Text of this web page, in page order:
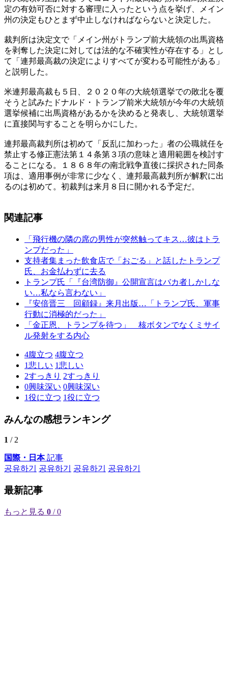
定の有効可否に対する審理に入ったという点を挙げ、メイン
州の決定もひとまず中止しなければならないと決定した。
裁判所は決定文で「メイン州がトランプ前大統領の出馬資格
を剥奪した決定に対しては法的な不確実性が存在する」とし
て「連邦最高裁の決定によりすべてが変わる可能性がある」
と説明した。
米連邦最高裁も５日、２０２０年の大統領選挙での敗北を覆
そうと試みたドナルド・トランプ前米大統領が今年の大統領
選挙候補に出馬資格があるかを決めると発表し、大統領選挙
に直接関与することを明らかにした。
連邦最高裁判所は初めて「反乱に加わった」者の公職就任を
禁止する修正憲法第１４条第３項の意味と適用範囲を検討す
ることになる。１８６８年の南北戦争直後に採択された同条
項は、適用事例が非常に少なく、連邦最高裁判所が解釈に出
るのは初めて。初裁判は来月８日に開かれる予定だ。
関連記事
「飛行機の隣の席の男性が突然触ってキス…彼はトラ
ンプだった」
支持者集まった飲食店で「おごる」と話したトランプ
氏、お金払わずに去る
トランプ氏「『台湾防御』公開宣言はバカ者しかしな
い…私なら言わない」
『安倍晋三 回顧録』来月出版…「トランプ氏、軍事
行動に消極的だった」
「金正恩、トランプを待つ」 核ボタンでなくミサイ
ル発射をする内心
4腹立つ 4腹立つ
1悲しい 1悲しい
2すっきり 2すっきり
0興味深い 0興味深い
1役に立つ 1役に立つ
みんなの感想ランキング
1 / 2
国際・日本記事
공유하기
공유하기 공유하기 공유하기
最新記事
もっと見る 0 / 0